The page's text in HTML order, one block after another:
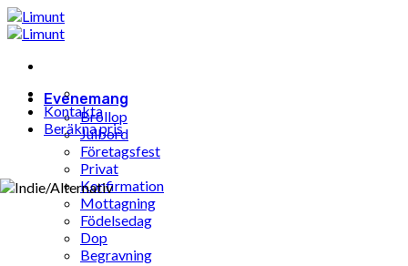
Hoppa
till
Evenemang
Bröllop
Julbord
Företagsfest
Privat
Konfirmation
Mottagning
Födelsedag
Dop
Begravning
Kontakta
Beräkna pris